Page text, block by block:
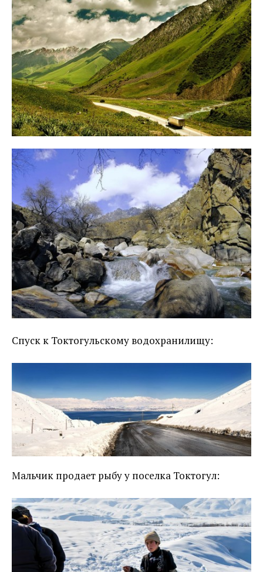
Спуск к Токтогульскому водохранилищу:
Мальчик продает рыбу у поселка Токтогул: